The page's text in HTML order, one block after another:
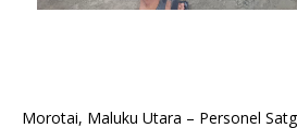
Morotai, Maluku Utara – Personel